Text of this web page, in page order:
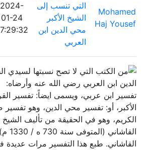
Mohamed
Haj Yousef
التي تنسب إلى
الشيخ الأكبر
محي الدين ابن
العربي
2024-
01-24
من الكتب التي لا تصح نسبتها لسيدي
الدين ابن العربي رضي الله عنه وأرضاه:
تفسير ابن عربي، ويسمى ايضاً: تفسير
الأكبر، أو: تفسير محي الدين، وهو
الكريم، وهو في الحقيقة من تأليف الشيخ
القاشاني. طبع هذا التفسير مرات عديدة